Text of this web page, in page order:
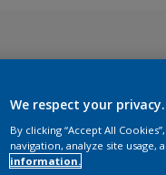
We respect your privacy.
By clicking “Accept All
navigation, analyze site usage,
information.